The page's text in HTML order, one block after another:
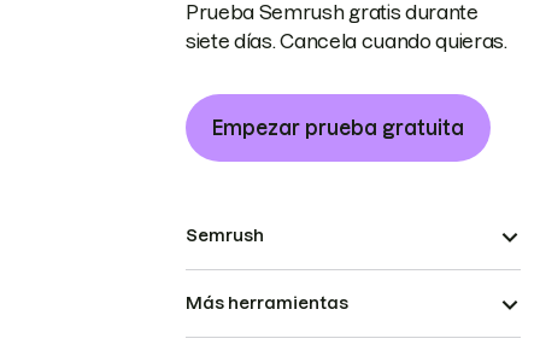
Prueba Semrush gratis durante
siete días. Cancela cuando quieras.
Empezar prueba gratuita
Semrush
Más herramientas